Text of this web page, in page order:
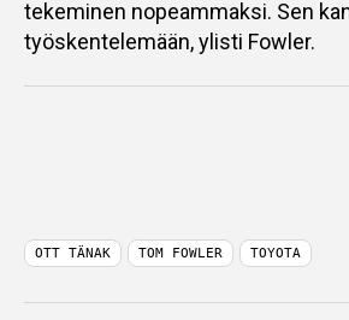
tekeminen nopeammaksi. Sen
työskentelemään, ylisti Fowler.
OTT TÄNAK TOM FOWLER TOYOTA